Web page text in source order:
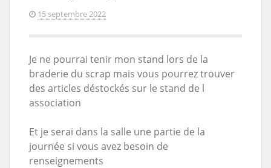
15 septembre 2022
Je ne pourrai tenir mon stand lors de la
braderie du scrap mais vous pourrez trouver
des articles déstockés sur le stand de l
association
Et je serai dans la salle une partie de la
journée si vous avez besoin de
renseignements